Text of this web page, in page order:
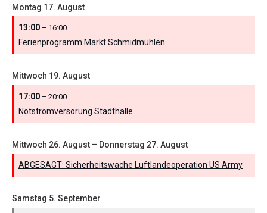
Montag 17. August
13:00 – 16:00
Ferienprogramm Markt Schmidmühlen
Mittwoch 19. August
17:00 – 20:00
Notstromversorung Stadthalle
Mittwoch 26. August – Donnerstag 27. August
ABGESAGT: Sicherheitswache Luftlandeoperation US Army
Samstag 5. September